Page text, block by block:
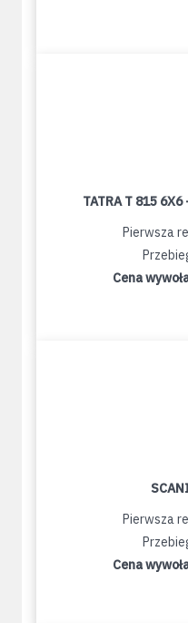
TATRA T 815 6X6
Pierwsza
Cena
Pierwsza
Cena